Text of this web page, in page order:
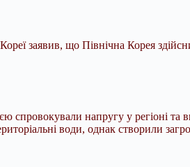
заявив, що Північна Корея
спровокували напругу у регіоні та
води, однак створили